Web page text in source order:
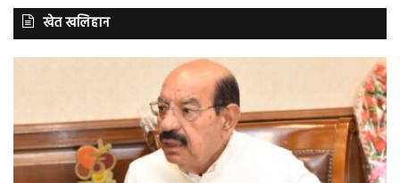
खेत खलिहान